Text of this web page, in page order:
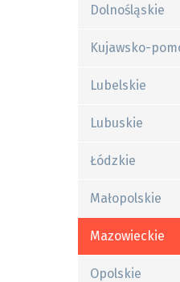
Dolnośląskie
Kujawsko-
Lubelskie
Lubuskie
Łódzkie
Małopolskie
Mazowieckie
Opolskie